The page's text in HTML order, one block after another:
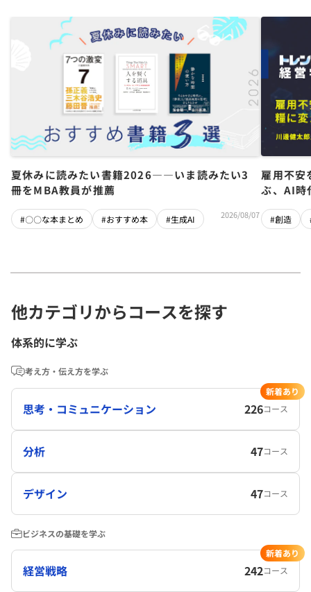
夏休みに読みたい書籍2026――いま読みたい3
冊をMBA教員が推薦
#〇〇な本まとめ #おすすめ本 #生成AI 2026/08/07
雇用不
ぶ、AI時
#創造
他カテゴリからコースを探す
体系的に学ぶ
考え方・伝え方を学ぶ
思考・コミュニケーション 226コース
新着あり
分析 47コース
デザイン 47コース
ビジネスの基礎を学ぶ
経営戦略 242コース
新着あり